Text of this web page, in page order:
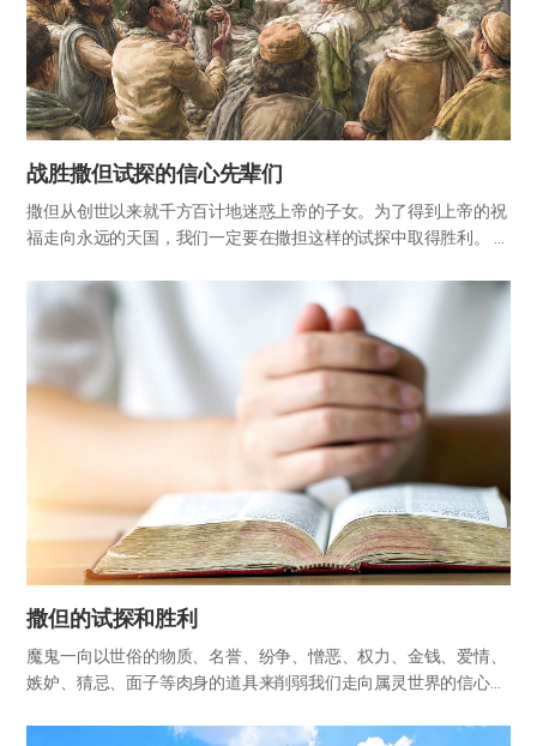
战胜撒但试探的信心先辈们
撒但从创世以来就千方百计地迷惑上帝的子女。为了得到上帝的祝
福走向永远的天国，我们一定要在撒担这样的试探中取得胜利。 圣
们的行迹，查看一下为了战胜撒但的试探，应具备怎样的信心姿
态。 1…
撒但的试探和胜利
魔鬼一向以世俗的物质、名誉、纷争、憎恶、权力、金钱、爱情、
嫉妒、猜忌、面子等肉身的道具来削弱我们走向属灵世界的信心。
这种撒但的试探中取胜，直到进入天国的那一日为止都要坚守信